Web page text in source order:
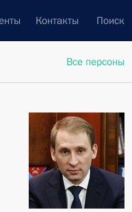
Контакты Поиск
Все персоны